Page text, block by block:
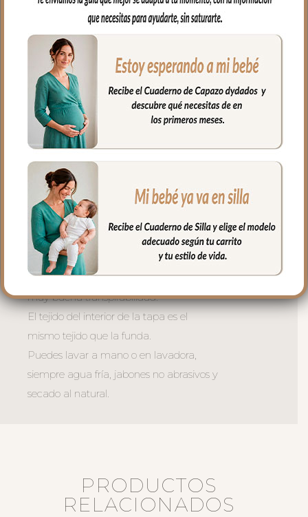
en las piernitas.
Para la tapa del saco tejido piqué
bordado; un piqué de algodón.
El relleno de la funda es de micro fibra
hueca para mayor confort del bebé y
muy buena transpirabilidad. Por el revés
un tejido rejilla 3D para una mejor
ventilación.
La tapa del saco se une a la funda
mediante cremalleras laterales, siempre
al tono, que puedes abrir como necesites
o quitar la tapa entera y usar la funda
como colchoneta de capazo.
El relleno de la tapa es de micro fibra
hueca para mayor confort del bebé y
muy buena transpirabilidad.
El tejido del interior de la tapa es el
mismo tejido que la funda.
Puedes lavar a mano o en lavadora,
siempre agua fría, jabones no abrasivos y
secado al natural.
PRODUCTOS
RELACIONADOS